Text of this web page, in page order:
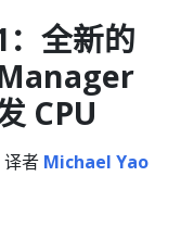
全新的
CPU
者 Michael Yao